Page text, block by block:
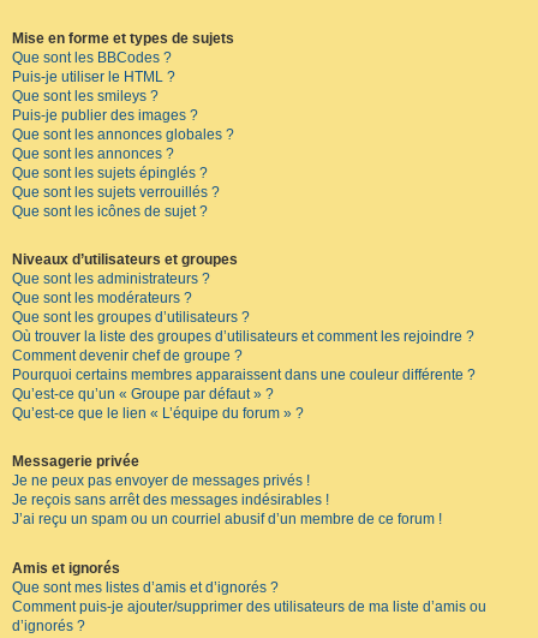
Mise en forme et types de sujets
Que sont les BBCodes ?
Puis-je utiliser le HTML ?
Que sont les smileys ?
Puis-je publier des images ?
Que sont les annonces globales ?
Que sont les annonces ?
Que sont les sujets épinglés ?
Que sont les sujets verrouillés ?
Que sont les icônes de sujet ?
Niveaux d’utilisateurs et groupes
Que sont les administrateurs ?
Que sont les modérateurs ?
Que sont les groupes d’utilisateurs ?
Où trouver la liste des groupes d’utilisateurs et comment les rejoindre ?
Comment devenir chef de groupe ?
Pourquoi certains membres apparaissent dans une couleur différente ?
Qu’est-ce qu’un « Groupe par défaut » ?
Qu’est-ce que le lien « L’équipe du forum » ?
Messagerie privée
Je ne peux pas envoyer de messages privés !
Je reçois sans arrêt des messages indésirables !
J’ai reçu un spam ou un courriel abusif d’un membre de ce forum !
Amis et ignorés
Que sont mes listes d’amis et d’ignorés ?
Comment puis-je ajouter/supprimer des utilisateurs de ma liste d’amis ou
d’ignorés ?